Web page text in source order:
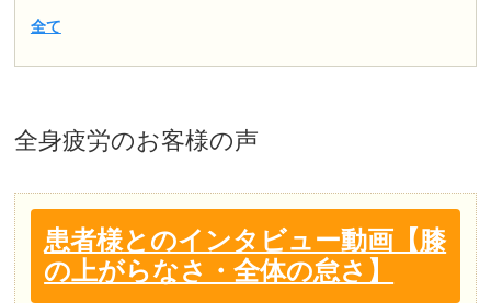
全て
全身疲労のお客様の声
患者様とのインタビュー動画【膝
の上がらなさ・全体の怠さ】